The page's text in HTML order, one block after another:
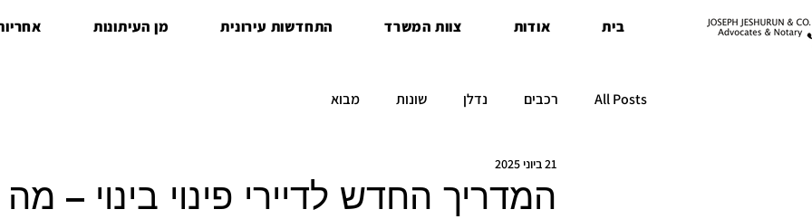
מן העיתונות התחדשות עירונית צוות המשרד אודות בית
All Posts רכבים נדלן שונות מבוא
המדריך החדש לדיירי פינוי בינוי –
21 ביוני 2025